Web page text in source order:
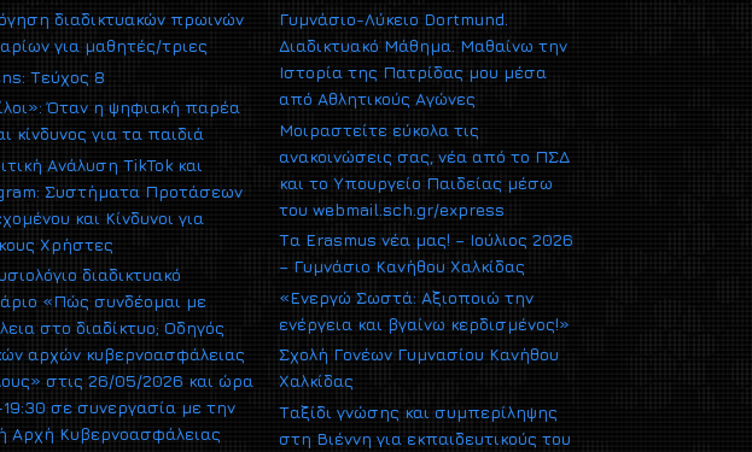
διαδικτυακών πρωινών
για μαθητές/τριες
Τεύχος 8
Όταν η ψηφιακή παρέα
κίνδυνος για τα παιδιά
Ανάλυση TikTok και
Συστήματα Προτάσεων
και Κίνδυνοι για
Χρήστες
διαδικτυακό
«Πώς συνδέομαι με
στο διαδίκτυο; Οδηγός
αρχών κυβερνοασφάλειας
στις 26/05/2026 και ώρα
19:30 σε συνεργασία με την
Αρχή Κυβερνοασφάλειας
Γυμνάσιο-Λύκειο Dortmund.
Διαδικτυακό Μάθημα. Μαθαίνω την
Ιστορία της Πατρίδας μου μέσα
από Αθλητικούς Αγώνες
Μοιραστείτε εύκολα τις
ανακοινώσεις σας, νέα από το ΠΣΔ
και το Υπουργείο Παιδείας μέσω
του webmail.sch.gr/express
Τα Erasmus νέα μας! – Ιούλιος 2026
– Γυμνάσιο Κανήθου Χαλκίδας
«Ενεργώ Σωστά: Αξιοποιώ την
ενέργεια και βγαίνω κερδισμένος!»
Σχολή Γονέων Γυμνασίου Κανήθου
Χαλκίδας
Ταξίδι γνώσης και συμπερίληψης
στη Βιέννη για εκπαιδευτικούς του